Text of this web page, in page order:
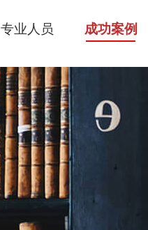
专业人员 成功案例